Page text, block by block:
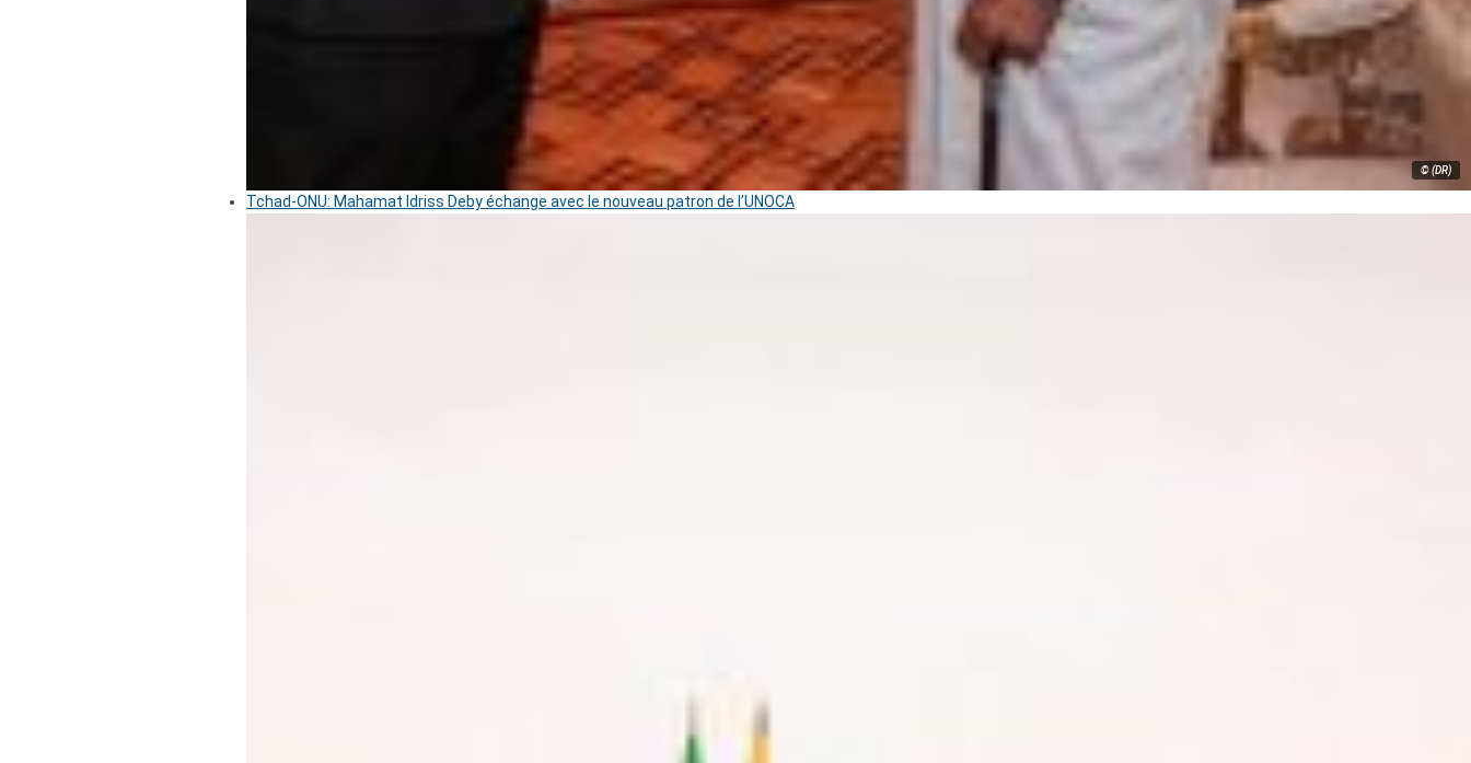
© (DR)
Tchad-ONU: Mahamat Idriss Deby échange avec le nouveau patron de l’UNOCA